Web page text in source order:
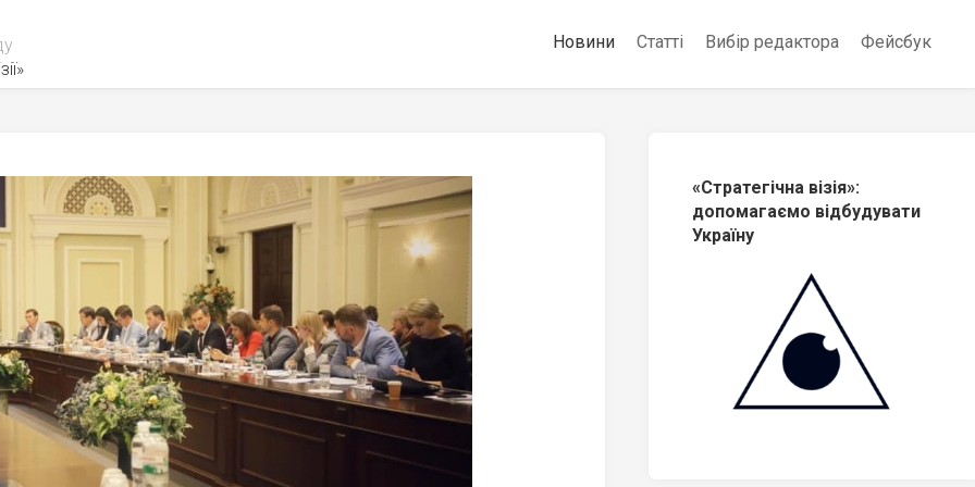
Новини Статті Вибір редактора Фейсбук
«Стратегічна візія»:
допомагаємо відбудувати
Україну